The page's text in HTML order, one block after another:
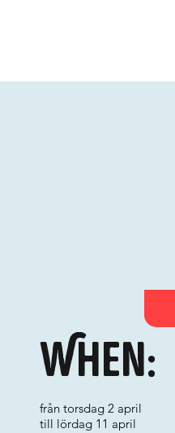
When:
från torsdag 2 april
till lördag 11 april